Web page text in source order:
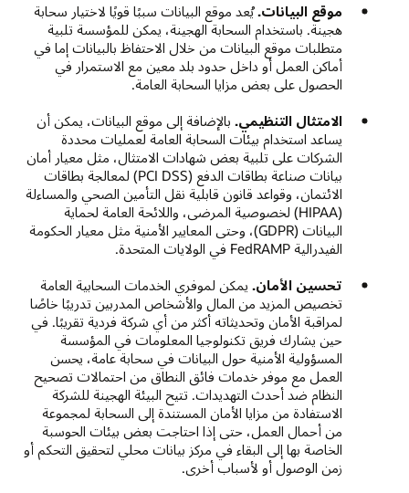
موقع البيانات.يُعد موقع البيانات سببًا قويًا لاختيار سحابة
هجينة. باستخدام السحابة الهجينة، يمكن للمؤسسة تلبية
متطلبات موقع البيانات من خلال الاحتفاظ بالبيانات إما في
أماكن العمل أو داخل حدود بلد معين مع الاستمرار في
الحصول على بعض مزايا السحابة العامة.
الامتثال التنظيمي. بالإضافة إلى موقع البيانات، يمكن أن
يساعد استخدام بيئات السحابة العامة لعمليات محددة
الشركات على تلبية بعض شهادات الامتثال، مثل معيار أمان
بيانات صناعة بطاقات الدفع (PCI DSS) لمعالجة بطاقات
الائتمان، وقواعد قانون قابلية نقل التأمين الصحي والمساءلة
(HIPAA) لخصوصية المرضى، واللائحة العامة لحماية
البيانات (GDPR)، وحتى المعايير الأمنية مثل معيار الحكومة
الفيدرالية FedRAMP في الولايات المتحدة.
تحسين الأمان. يمكن لموفري الخدمات السحابية العامة
تخصيص المزيد من المال والأشخاص المدربين تدريبًا خاصًا
لمراقبة الأمان وتحديثاته أكثر من أي شركة فردية تقريبًا. في
حين يشارك فريق تكنولوجيا المعلومات في المؤسسة
المسؤولية الأمنية حول البيانات في سحابة عامة، يحسن
العمل مع موفر خدمات فائق النطاق من احتمالات تصحيح
النظام ضد أحدث التهديدات. تتيح البيئة الهجينة للشركة
الاستفادة من مزايا الأمان المستندة إلى السحابة لمجموعة
من أحمال العمل، حتى إذا احتاجت بعض بيئات الحوسبة
الخاصة بها إلى البقاء في مركز بيانات محلي لتحقيق التحكم أو
زمن الوصول أو لأسباب أخرى.